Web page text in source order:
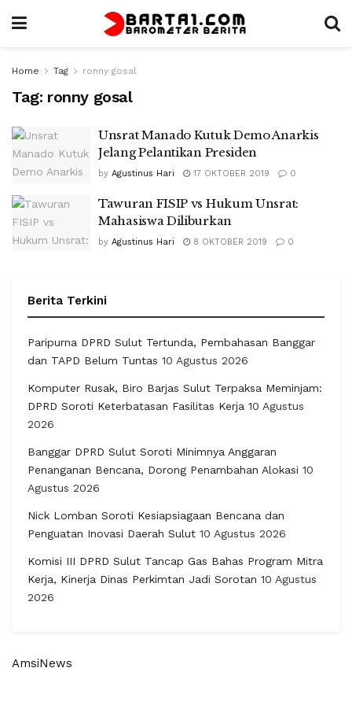
Home Tag ronny gosal
Tag: ronny gosal
Unsrat Manado Kutuk Demo Anarkis
Jelang Pelantikan Presiden
by Agustinus Hari 17 OKTOBER 2019 0
Tawuran FISIP vs Hukum Unsrat:
Mahasiswa Diliburkan
by Agustinus Hari 8 OKTOBER 2019 0
Berita Terkini
Paripurna DPRD Sulut Tertunda, Pembahasan Banggar
dan TAPD Belum Tuntas 10 Agustus 2026
Komputer Rusak, Biro Barjas Sulut Terpaksa Meminjam:
DPRD Soroti Keterbatasan Fasilitas Kerja 10 Agustus
2026
Banggar DPRD Sulut Soroti Minimnya Anggaran
Penanganan Bencana, Dorong Penambahan Alokasi 10
Agustus 2026
Nick Lomban Soroti Kesiapsiagaan Bencana dan
Penguatan Inovasi Daerah Sulut 10 Agustus 2026
Komisi III DPRD Sulut Tancap Gas Bahas Program Mitra
Kerja, Kinerja Dinas Perkimtan Jadi Sorotan 10 Agustus
2026
AmsiNews